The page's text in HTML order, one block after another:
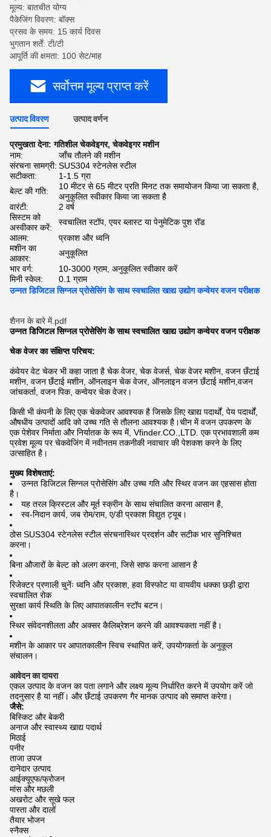
मूल्य: बातचीत योग्य
पैकेजिंग विवरण: बॉक्स
प्रसव के समय: 15 कार्य दिवस
भुगतान शर्तें: टी/टी
आपूर्ति की क्षमता: 100 सेट/माह
सर्वोत्तम मूल्य प्राप्त करें
उत्पाद विवरण उत्पाद वर्णन
प्रमुखता देना:गतिशील चेकवेइगर,चेकवेइगर मशीन
नाम:
जाँच तौलने की मशीन
संरचना सामग्री: SUS304 स्टेनलेस स्टील
सटीकता:
1-1.5 ग्रा
बेल्ट की गति:
10 मीटर से 65 मीटर प्रति मिनट तक समायोजन किया जा सकता है,
अनुकूलित स्वीकार किया जा सकता है
वारंटी:
2 वर्ष
सिस्टम को
अस्वीकार करें:
स्वचालित स्टॉप, एयर ब्लास्ट या पेनुमेटिक पुश रॉड
आलम:
प्रकाश और ध्वनि
मशीन का
आकार:
अनुकूलित
भार वर्ग:
10-3000 ग्राम, अनुकूलित स्वीकार करें
मिनी स्केल:
0.1 ग्राम
उन्नत डिजिटल सिग्नल प्रोसेसिंग के साथ स्वचालित खाद्य उद्योग कन्वेयर वजन परीक्षक
शैनन के बारे में.pdf
उन्नत डिजिटल सिग्नल प्रोसेसिंग के साथ स्वचालित खाद्य उद्योग कन्वेयर वजन परीक्षक
चेक वेजर का संक्षिप्त परिचय:
कंवेयर वेट चेकर भी कहा जाता है चेक वेजर, चेक वेजर्स, चेक वेजर मशीन, वजन छँटाई
मशीन, वजन छँटाई मशीन, ऑनलाइन चेक वेजर, ऑनलाइन वजन छँटाई मशीन,वजन
जांचकर्ता, वजन पिक, कन्वेयर चेक वेजर।
किसी भी कंपनी के लिए एक चेकवेजर आवश्यक है जिसके लिए खाद्य पदार्थों, पेय पदार्थों,
औषधीय उत्पादों आदि को उच्च गति से तौलना आवश्यक है।चीन में वजन उपकरण के
एक पेशेवर निर्माता और निर्यातक के रूप में, Vfinder.CO.,LTD. एक प्रभावशाली कम
प्रवेश मूल्य पर चेकवेजिंग में नवीनतम तकनीकी नवाचार की पेशकश करने के लिए
उत्साहित है।
मुख्य विशेषताएं:
उन्नत डिजिटल सिग्नल प्रोसेसिंग और उच्च गति और स्थिर वजन का एहसास होता
है।
यह तरल क्रिस्टल और मूर्त स्क्रीन के साथ संचालित करना आसान है,
स्व-निदान कार्य, जब रोम/राम, ए/डी प्रकाश विद्युत ट्यूब।
ठोस SUS304 स्टेनलेस स्टील संरचनास्थिर प्रदर्शन और सटीक भार सुनिश्चित
करना।
बिना औजारों के बेल्ट को अलग करना, जिसे साफ करना आसान है
रिजेक्टर प्रणाली चुनेंः ध्वनि और प्रकाश, हवा विस्फोट या वायवीय धक्का छड़ी द्वारा
स्वचालित रोक
सुरक्षा कार्य स्थिति के लिए आपातकालीन स्टॉप बटन।
स्थिर संवेदनशीलता और अक्सर कैलिब्रेशन करने की आवश्यकता नहीं है।
मशीन के आकार पर आपातकालीन स्विच स्थापित करें, उपयोगकर्ता के अनुकूल
संचालन।
आवेदन का दायरा
एकल उत्पाद के वजन का पता लगाने और लक्ष्य मूल्य निर्धारित करने में उपयोग करें जो
तदनुसार है या नहीं। और छँटाई उपकरण गैर मानक उत्पाद को समाप्त करेगा।
जैसे:
बिस्किट और बेकरी
अनाज और स्वास्थ्य खाद्य पदार्थ
मिठाई
पनीर
ताजा उपज
दानेदार उत्पाद
आईक्यूएफ/फ्रोजन
मांस और मछली
अखरोट और सूखे फल
पास्ता और दालों
तैयार भोजन
स्नैक्स